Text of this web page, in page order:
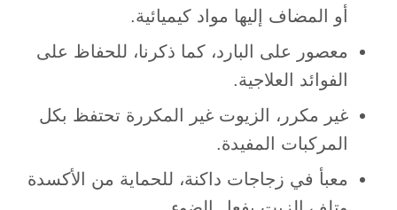
أو المضاف إليها مواد كيميائية.
معصور على البارد، كما ذكرنا، للحفاظ على
الفوائد العلاجية.
غير مكرر، الزيوت غير المكررة تحتفظ بكل
المركبات المفيدة.
معبأ في زجاجات داكنة، للحماية من الأكسدة